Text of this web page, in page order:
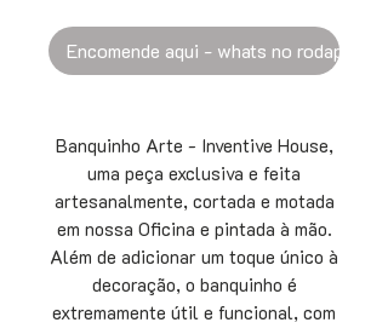
Encomende aqui - whats no rodapé
Banquinho Arte - Inventive House,
uma peça exclusiva e feita
artesanalmente, cortada e motada
em nossa Oficina e pintada à mão.
Além de adicionar um toque único à
decoração, o banquinho é
extremamente útil e funcional, com